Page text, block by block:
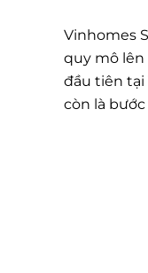
Vinhomes
quy mô lên
đầu tiên tại
còn là